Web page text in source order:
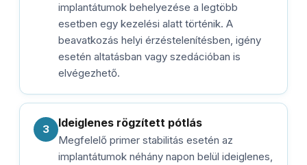
implantátumok behelyezése a legtöbb
esetben egy kezelési alatt történik. A
beavatkozás helyi érzéstelenítésben, igény
esetén altatásban vagy szedációban is
elvégezhető.
3 Ideiglenes rögzített pótlás
Megfelelő primer stabilitás esetén az
implantátumok néhány napon belül ideiglenes,